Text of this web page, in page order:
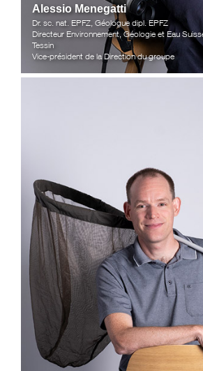
Alessio Menegatti
Dr. sc. nat. EPFZ, Géologue dipl. EPFZ
Directeur Environnement, Géologie et Eau
Tessin
Vice-président de la Direction du groupe